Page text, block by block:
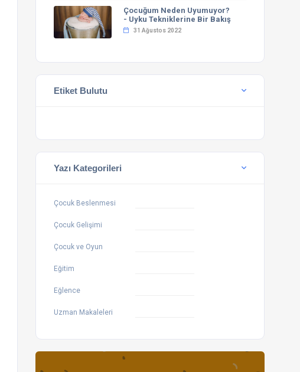
Çocuğum Neden Uyumuyor?
- Uyku Tekniklerine Bir Bakış
31 Ağustos 2022
Etiket Bulutu
Yazı Kategorileri
Çocuk Beslenmesi
Çocuk Gelişimi
Çocuk ve Oyun
Eğitim
Eğlence
Uzman Makaleleri